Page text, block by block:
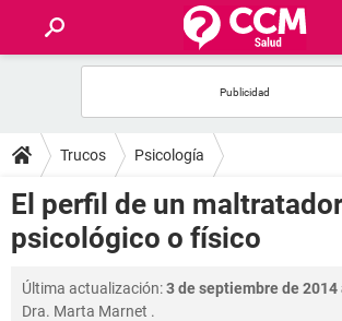
FOROS
SALUD
FAMILIA
NUTRICIÓN
Trucos Psicología
El perfil de un maltratador
psicológico o físico
Última actualización:3 de septiembre de 2014
Dra. Marta Marnet .